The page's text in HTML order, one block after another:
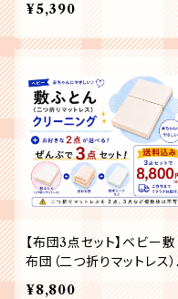
¥5,390
【布団3点セット】ベビー敷
布団（二つ折りマットレス）
＋2点の全部で3点セット
¥8,800